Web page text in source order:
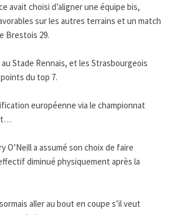
avait choisi d’aligner une équipe bis,
sur les autres terrains et un match
Brestois 29.
Stade Rennais, et les Strasbourgeois
du top 7.
européenne via le championnat
O’Neill a assumé son choix de faire
diminué physiquement après la
aller au bout en coupe s’il veut